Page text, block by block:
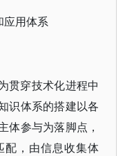
应用体系
贯穿技术化进程中
识体系的搭建以各
体参与为落脚点，
配，由信息收集体